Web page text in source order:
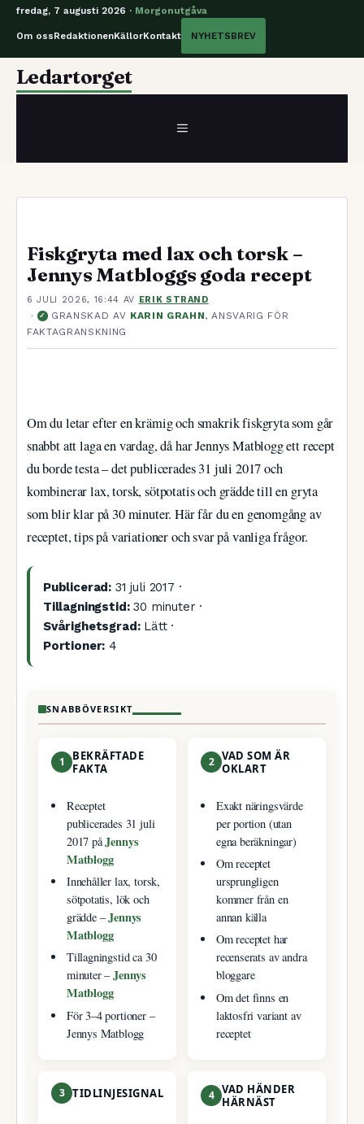
fredag, 7 augusti 2026 · Morgonutgåva
Om ossRedaktionenKällorKontakt NYHETSBREV
HoppaLedartorget
MENY
Fiskgryta med lax och torsk –
Jennys Matbloggs goda recept
6 JULI 2026, 16:44 AV ERIK STRAND
· ✓ GRANSKAD AV KARIN GRAHN, ANSVARIG FÖR
FAKTAGRANSKNING
Om du letar efter en krämig och smakrik fiskgryta som går
snabbt att laga en vardag, då har Jennys Matblogg ett recept
du borde testa – det publicerades 31 juli 2017 och
kombinerar lax, torsk, sötpotatis och grädde till en gryta
som blir klar på 30 minuter. Här får du en genomgång av
receptet, tips på variationer och svar på vanliga frågor.
Publicerad: 31 juli 2017 ·
Tillagningstid:30 minuter ·
Svårighetsgrad:Lätt ·
Portioner: 4
SNABBÖVERSIKT
1
BEKRÄFTADE
FAKTA
Receptet
publicerades 31 juli
2017 påJennys
Matblogg
Innehåller lax, torsk,
sötpotatis, lök och
grädde –Jennys
Matblogg
Tillagningstid ca 30
minuter –Jennys
Matblogg
För 3–4 portioner –
Jennys Matblogg
2 VAD SOM ÄR
OKLART
Exakt näringsvärde
per portion (utan
egna beräkningar)
Om receptet
ursprungligen
kommer från en
annan källa
Om receptet har
recenserats av andra
bloggare
Om det finns en
laktosfri variant av
receptet
3 TIDLINJESIGNAL 4 VAD HÄNDER
HÄRNÄST